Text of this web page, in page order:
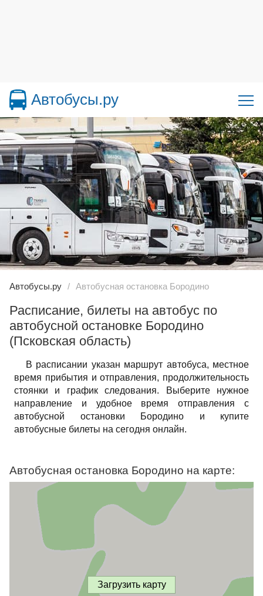
Автобусы.ру
Автобусы.ру Автобусная остановка Бородино
Расписание, билеты на автобус по
автобусной остановке Бородино
(Псковская область)
В расписании указан маршрут автобуса, местное
время прибытия и отправления, продолжительность
стоянки и график следования. Выберите нужное
направление и удобное время отправления с
автобусной остановки Бородино и купите
автобусные билеты на сегодня онлайн.
Автобусная остановка Бородино на карте:
Загрузить карту